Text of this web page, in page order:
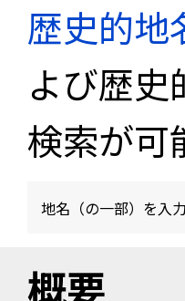
歴史的地
よび歴
検索が可
地名（の一部）を入
概要